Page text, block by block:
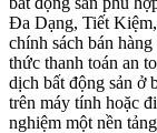
Đa Dạng, Tiết
chính sách bán
thức thanh toán an
dịch bất động sản ở
trên máy tính hoặc
nghiệm một nền